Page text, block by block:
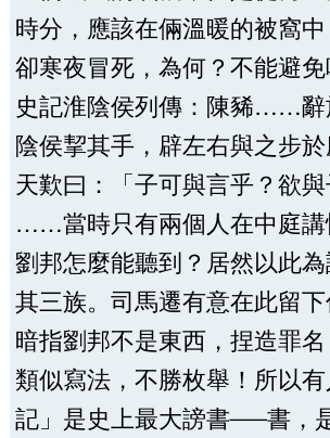
時分，應該在倆溫暖的被窩
卻寒夜冒死，為何？不能避免
史記淮陰侯列傳：陳豨……辭
陰侯挈其手，辟左右與之步
天歎曰：「子可與言乎？欲與
……當時只有兩個人在中庭講
劉邦怎麼能聽到？居然以此
其三族。司馬遷有意在此留下
暗指劉邦不是東西，捏造罪名
類似寫法，不勝枚舉！所以
記」是史上最大謗書──書，